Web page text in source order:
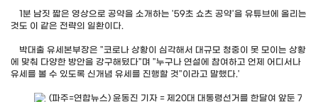
1분 남짓 짧은 영상으로 공약을 소개하는 '59초 쇼츠 공약'을 유튜브에 올리는
것도 이 같은 전략의 일환이다.
박대출 유세본부장은 "코로나 상황이 심각해서 대규모 청중이 못 모이는 상황
에 맞춰 다양한 방안을 강구해뒀다"며 "누구나 연설에 참여하고 언제 어디서나
유세를 볼 수 있도록 신개념 유세를 진행할 것"이라고 말했다.'